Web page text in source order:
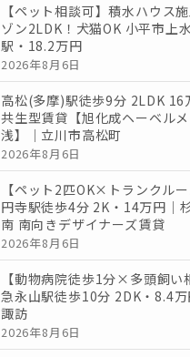
【ペット相談可】積水ハウス
ゾン2LDK！犬猫OK 小平市上
駅・18.2万円
2026年8月6日
高松(多摩)駅徒歩9分 2LDK 16
共生型賃貸【旭化成ヘーベル
浅】｜立川市高松町
2026年8月6日
【ペット2匹OK×トランクル
円寺駅徒歩4分 2K・14万円｜
南 南向きデザイナーズ賃貸
2026年8月6日
【動物病院徒歩1分×多頭飼い
急永山駅徒歩10分 2DK・8.4
諏訪
2026年8月6日